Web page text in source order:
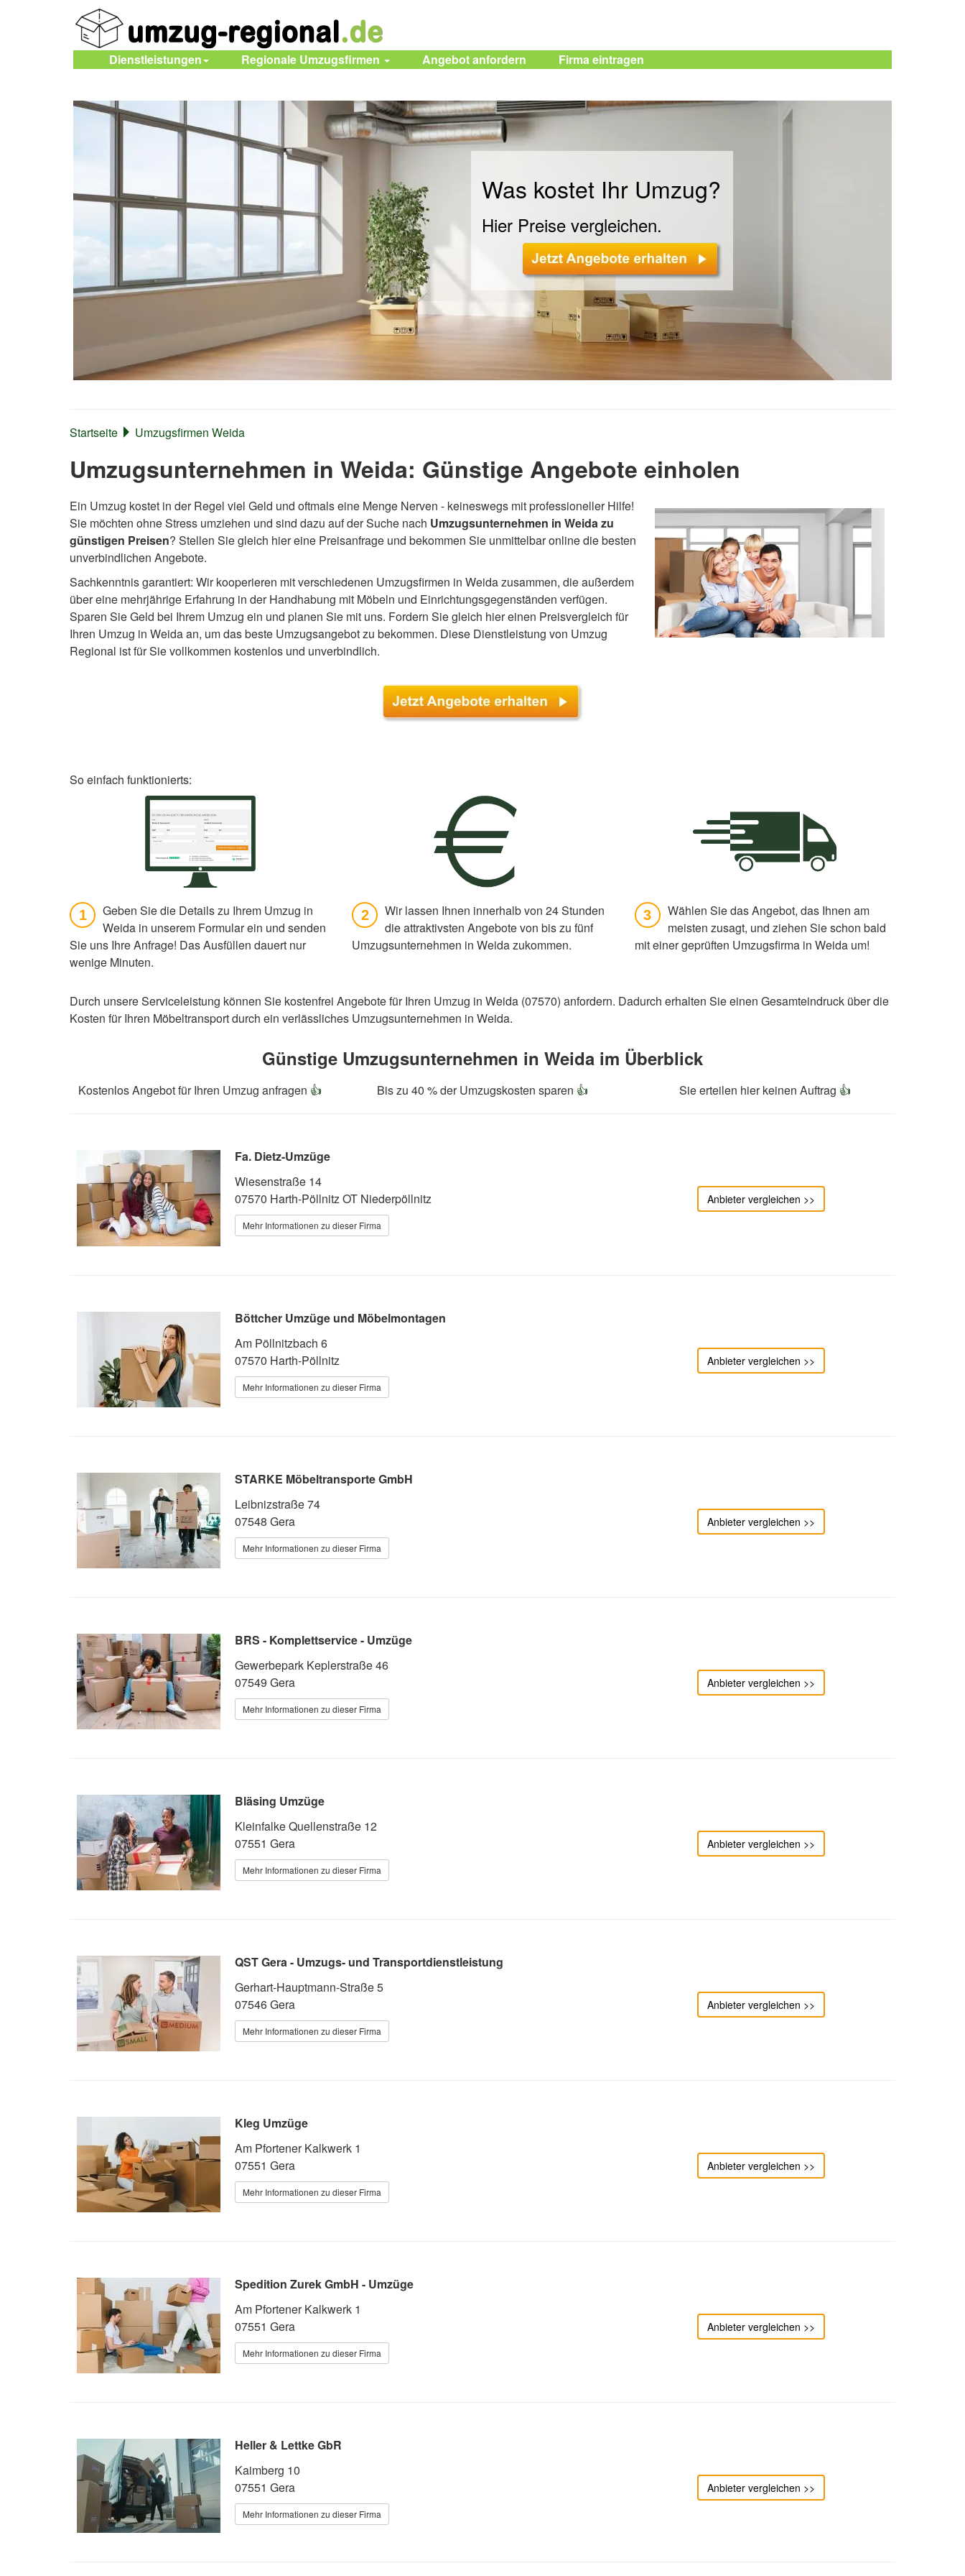
Dienstleistungen Regionale Umzugsfirmen Angebot anfordern Firma eintragen
Was kostet Ihr Umzug?
Hier Preise vergleichen.
Startseite Umzugsfirmen Weida
Umzugsunternehmen in Weida: Günstige Angebote einholen
Ein Umzug kostet in der Regel viel Geld und oftmals eine Menge Nerven - keineswegs mit professioneller Hilfe!
Sie möchten ohne Stress umziehen und sind dazu auf der Suche nach Umzugsunternehmen in Weida zu
günstigen Preisen? Stellen Sie gleich hier eine Preisanfrage und bekommen Sie unmittelbar online die besten
unverbindlichen Angebote.
Sachkenntnis garantiert: Wir kooperieren mit verschiedenen Umzugsfirmen in Weida zusammen, die außerdem
über eine mehrjährige Erfahrung in der Handhabung mit Möbeln und Einrichtungsgegenständen verfügen.
Sparen Sie Geld bei Ihrem Umzug ein und planen Sie mit uns. Fordern Sie gleich hier einen Preisvergleich für
Ihren Umzug in Weida an, um das beste Umzugsangebot zu bekommen. Diese Dienstleistung von Umzug
Regional ist für Sie vollkommen kostenlos und unverbindlich.
So einfach funktionierts:
1
Geben Sie die Details zu Ihrem Umzug in
Weida in unserem Formular ein und senden
Sie uns Ihre Anfrage! Das Ausfüllen dauert nur
wenige Minuten.
2
Wir lassen Ihnen innerhalb von 24 Stunden
die attraktivsten Angebote von bis zu fünf
Umzugsunternehmen in Weida zukommen.
3
Wählen Sie das Angebot, das Ihnen am
meisten zusagt, und ziehen Sie schon bald
mit einer geprüften Umzugsfirma in Weida um!
Durch unsere Serviceleistung können Sie kostenfrei Angebote für Ihren Umzug in Weida (07570) anfordern. Dadurch erhalten Sie einen Gesamteindruck über die
Kosten für Ihren Möbeltransport durch ein verlässliches Umzugsunternehmen in Weida.
Günstige Umzugsunternehmen in Weida im Überblick
Kostenlos Angebot für Ihren Umzug anfragen 👍 Bis zu 40 % der Umzugskosten sparen 👍 Sie erteilen hier keinen Auftrag 👍
Fa. Dietz-Umzüge
Wiesenstraße 14
07570 Harth-Pöllnitz OT Niederpöllnitz
Mehr Informationen zu dieser Firma
Anbieter vergleichen >>
Böttcher Umzüge und Möbelmontagen
Am Pöllnitzbach 6
07570 Harth-Pöllnitz
Mehr Informationen zu dieser Firma
Anbieter vergleichen >>
STARKE Möbeltransporte GmbH
Leibnizstraße 74
07548 Gera
Mehr Informationen zu dieser Firma
Anbieter vergleichen >>
BRS - Komplettservice - Umzüge
Gewerbepark Keplerstraße 46
07549 Gera
Mehr Informationen zu dieser Firma
Anbieter vergleichen >>
Bläsing Umzüge
Kleinfalke Quellenstraße 12
07551 Gera
Mehr Informationen zu dieser Firma
Anbieter vergleichen >>
QST Gera - Umzugs- und Transportdienstleistung
Gerhart-Hauptmann-Straße 5
07546 Gera
Mehr Informationen zu dieser Firma
Anbieter vergleichen >>
Kleg Umzüge
Am Pfortener Kalkwerk 1
07551 Gera
Mehr Informationen zu dieser Firma
Anbieter vergleichen >>
Spedition Zurek GmbH - Umzüge
Am Pfortener Kalkwerk 1
07551 Gera
Mehr Informationen zu dieser Firma
Anbieter vergleichen >>
Heller & Lettke GbR
Kaimberg 10
07551 Gera
Mehr Informationen zu dieser Firma
Anbieter vergleichen >>